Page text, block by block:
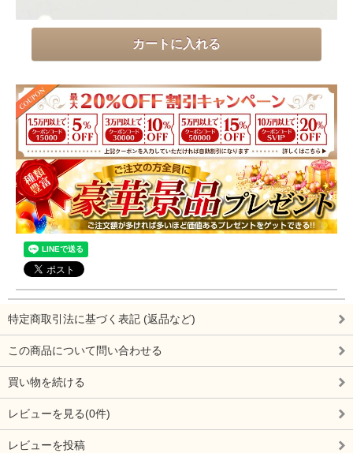
特定商取引法に基づく表記 (返品など)
この商品について問い合わせる
買い物を続ける
レビューを見る(0件)
レビューを投稿